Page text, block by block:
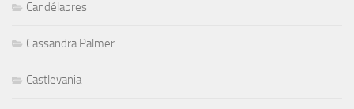
Candélabres
Cassandra Palmer
Castlevania